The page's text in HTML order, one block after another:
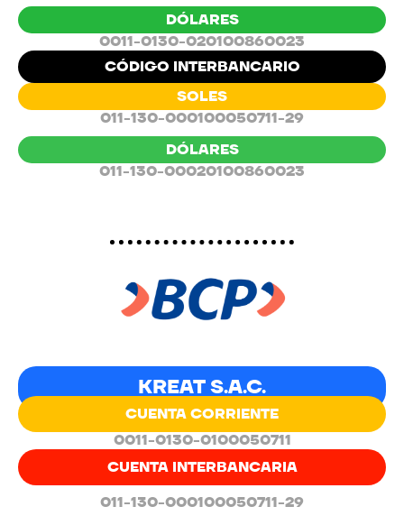
DÓLARES
0011-0130-020100860023
CÓDIGO INTERBANCARIO
SOLES
011-130-000100050711-29
DÓLARES
011-130-00020100860023
KREAT S.A.C.
CUENTA CORRIENTE
0011-0130-0100050711
CUENTA INTERBANCARIA
011-130-000100050711-29